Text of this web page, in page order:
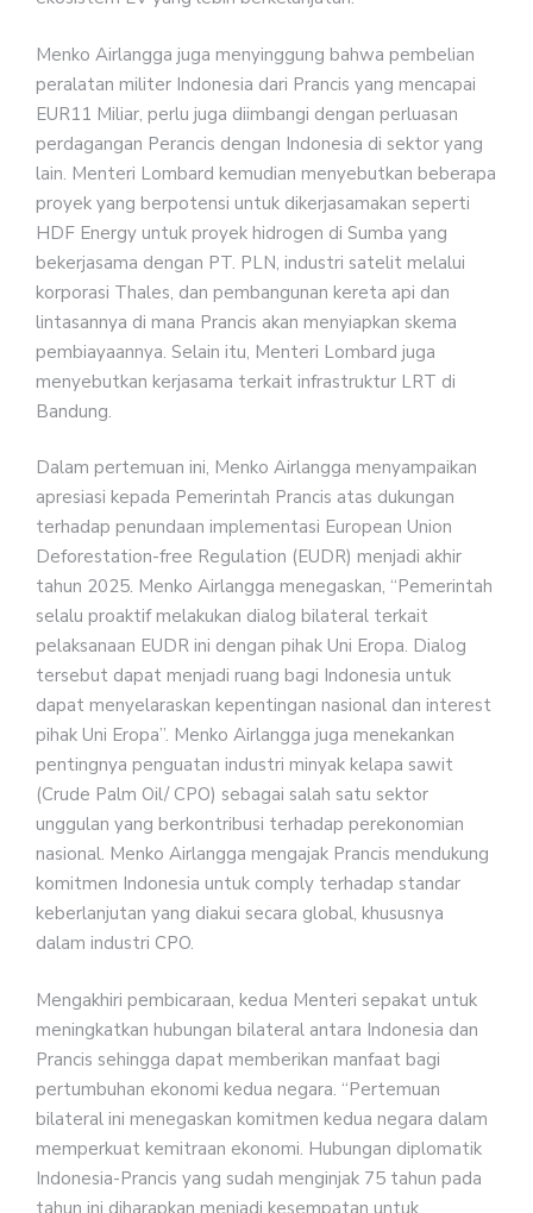
Menko Airlangga juga menyinggung bahwa pembelian
peralatan militer Indonesia dari Prancis yang mencapai
EUR11 Miliar, perlu juga diimbangi dengan perluasan
perdagangan Perancis dengan Indonesia di sektor yang
lain. Menteri Lombard kemudian menyebutkan beberapa
proyek yang berpotensi untuk dikerjasamakan seperti
HDF Energy untuk proyek hidrogen di Sumba yang
bekerjasama dengan PT. PLN, industri satelit melalui
korporasi Thales, dan pembangunan kereta api dan
lintasannya di mana Prancis akan menyiapkan skema
pembiayaannya. Selain itu, Menteri Lombard juga
menyebutkan kerjasama terkait infrastruktur LRT di
Bandung.
Dalam pertemuan ini, Menko Airlangga menyampaikan
apresiasi kepada Pemerintah Prancis atas dukungan
terhadap penundaan implementasi European Union
Deforestation-free Regulation (EUDR) menjadi akhir
tahun 2025. Menko Airlangga menegaskan, “Pemerintah
selalu proaktif melakukan dialog bilateral terkait
pelaksanaan EUDR ini dengan pihak Uni Eropa. Dialog
tersebut dapat menjadi ruang bagi Indonesia untuk
dapat menyelaraskan kepentingan nasional dan interest
pihak Uni Eropa”. Menko Airlangga juga menekankan
pentingnya penguatan industri minyak kelapa sawit
(Crude Palm Oil/ CPO) sebagai salah satu sektor
unggulan yang berkontribusi terhadap perekonomian
nasional. Menko Airlangga mengajak Prancis mendukung
komitmen Indonesia untuk comply terhadap standar
keberlanjutan yang diakui secara global, khususnya
dalam industri CPO.
Mengakhiri pembicaraan, kedua Menteri sepakat untuk
meningkatkan hubungan bilateral antara Indonesia dan
Prancis sehingga dapat memberikan manfaat bagi
pertumbuhan ekonomi kedua negara. “Pertemuan
bilateral ini menegaskan komitmen kedua negara dalam
memperkuat kemitraan ekonomi. Hubungan diplomatik
Indonesia-Prancis yang sudah menginjak 75 tahun pada
tahun ini diharapkan menjadi kesempatan untuk